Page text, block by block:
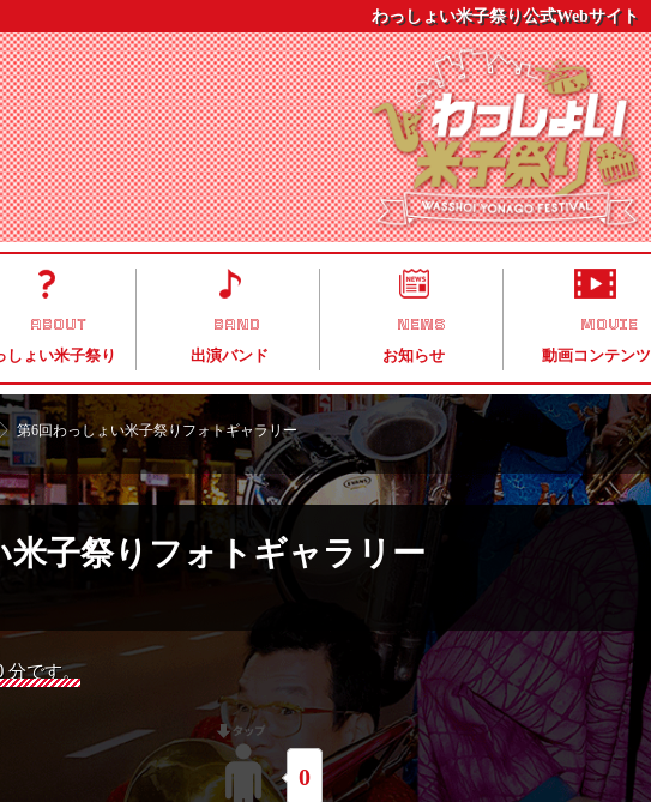
わっしょい米子祭り公式Webサイト
ABOUT
しょい米子祭り
BAND
出演バンド
NEWS
お知らせ
MOVIE
動画コンテンツ
第6回わっしょい米子祭りフォトギャラリー
米子祭りフォトギャラリー
分です。
0